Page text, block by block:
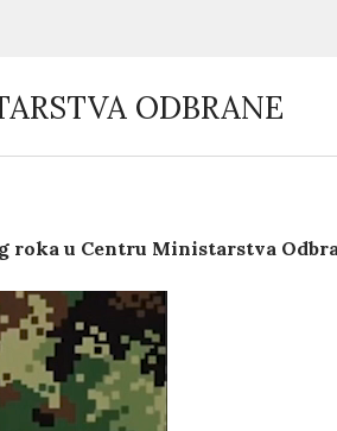
ODBRANE
roka u Centru Ministarstva